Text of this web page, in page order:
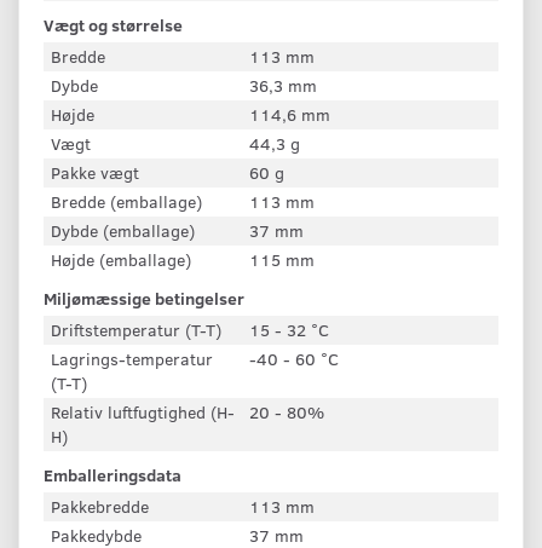
Vægt og størrelse
Bredde
113 mm
Dybde
36,3 mm
Højde
114,6 mm
Vægt
44,3 g
Pakke vægt
60 g
Bredde (emballage)
113 mm
Dybde (emballage)
37 mm
Højde (emballage)
115 mm
Miljømæssige betingelser
Driftstemperatur (T-T)
15 - 32 °C
Lagrings-temperatur
(T-T)
-40 - 60 °C
Relativ luftfugtighed (H-
H)
20 - 80%
Emballeringsdata
Pakkebredde
113 mm
Pakkedybde
37 mm